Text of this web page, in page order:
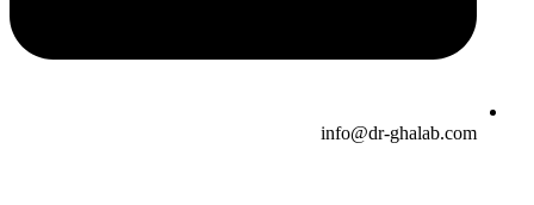
info@dr-ghalab.com